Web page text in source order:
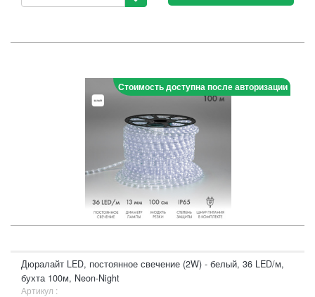
Стоимость доступна после авторизации
Дюралайт LED, постоянное свечение (2W) - белый, 36 LED/м,
бухта 100м, Neon-Night
Артикул :